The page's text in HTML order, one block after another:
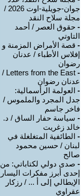
جوان-جويلية-اوت 2026 /
مجلة سلاح النقد
- حقوق العصر / أحمد
التاوتي
- قصة الأمراض المزمنة و
إفلاس الأطباء / عدنان
رضوان
-
Letters from the East /
عدنان رضوان
- العولمة الرأسمالية:
جدل المجرد والملموس /
فاخر جاسم
- سياسة حفار الساق / د.
خالد زغريت
- الطائفية المتغلغلة في
لبنان / حسين محمود
صالح
- صدى دولي لكتاباتي: من
إحدى أبرز مفكرات اليسار
الإيطالي إلى أ ... / رزكار
عقراوي